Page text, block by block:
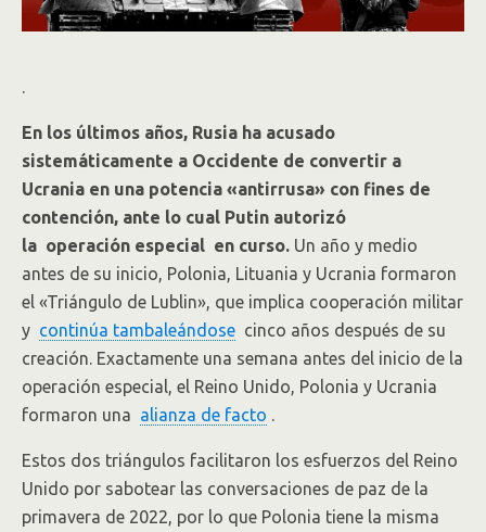
.
En los últimos años, Rusia ha acusado
sistemáticamente a Occidente de convertir a
Ucrania en una potencia «antirrusa» con fines de
contención, ante lo cual Putin autorizó
la operación especial en curso. Un año y medio
antes de su inicio, Polonia, Lituania y Ucrania formaron
el «Triángulo de Lublin», que implica cooperación militar
y continúa tambaleándose cinco años después de su
creación. Exactamente una semana antes del inicio de la
operación especial, el Reino Unido, Polonia y Ucrania
formaron una alianza de facto .
Estos dos triángulos facilitaron los esfuerzos del Reino
Unido por sabotear las conversaciones de paz de la
primavera de 2022, por lo que Polonia tiene la misma